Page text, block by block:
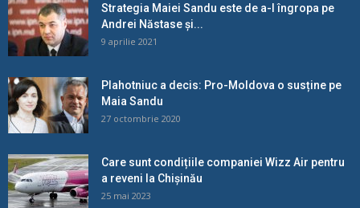
Strategia Maiei Sandu este de a-l îngropa pe
Andrei Năstase și...
9 aprilie 2021
Plahotniuc a decis: Pro-Moldova o susține pe
Maia Sandu
27 octombrie 2020
Care sunt condițiile companiei Wizz Air pentru
a reveni la Chișinău
25 mai 2023